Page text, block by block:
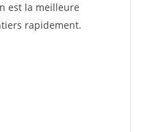
est la meilleure
rapidement.